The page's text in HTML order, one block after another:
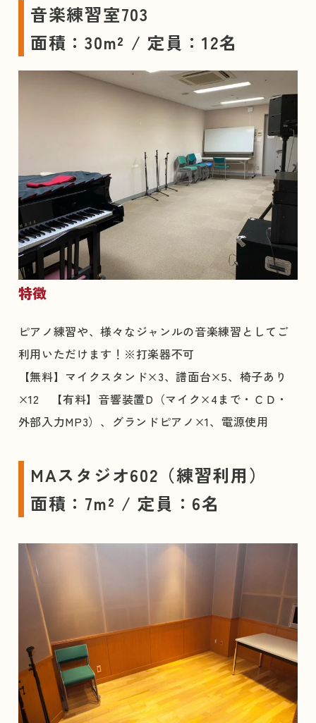
音楽練習室703
面積：30m² / 定員：12名
特徴
ピアノ練習や、様々なジャンルの音楽練習としてご
利用いただけます！※打楽器不可
【無料】マイクスタンド×3、譜面台×5、椅子あり
×12 【有料】音響装置D（マイク×4まで・ＣＤ・
外部入力MP3）、グランドピアノ×1、電源使用
MAスタジオ602（練習利用）
面積：7m² / 定員：6名